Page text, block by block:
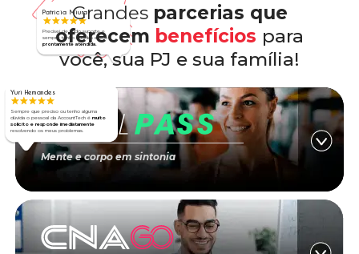
Patricia Miura
Precisei de todo suporte e
sempre tenho dúvidas e sou
prontamente atendida.
Yuri Hernandes
Sempre que preciso ou tenho alguma
dúvida o pessoal da AccountTech é muito
solicito e responde imediatamente
resolvendo os meus problemas.
Grandes parcerias que
oferecem benefícios para
você, sua PJ e sua família!
Mente e corpo em sintonia